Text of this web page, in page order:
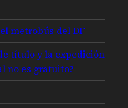
metrobús del DF
título y la expedición
no es gratuito?